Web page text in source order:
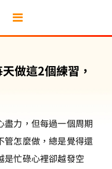
做這2個練習，
盡力，但每過一個周期
管怎麼做，總是覺得還
是忙碌心裡卻越發空